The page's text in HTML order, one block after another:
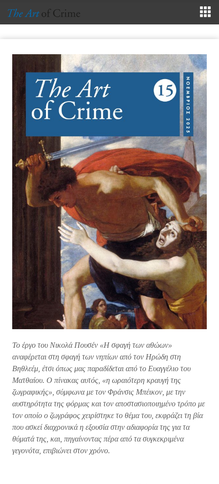
Το έργο του Νικολά Πουσέν «Η σφαγή των αθώων»
αναφέρεται στη σφαγή των νηπίων από τον Ηρώδη στη
Βηθλεέμ, έτσι όπως μας παραδίδεται από το Ευαγγέλιο του
Ματθαίου. Ο πίνακας αυτός, «η ωραιότερη κραυγή της
ζωγραφικής», σύμφωνα με τον Φράνσις Μπέικον, με την
αυστηρότητα της φόρμας και τον αποστασιοποιημένο τρόπο με
τον οποίο ο ζωγράφος χειρίστηκε το θέμα του, εκφράζει τη βία
που ασκεί διαχρονικά η εξουσία στην αδιαφορία της για τα
θύματά της, και, πηγαίνοντας πέρα από τα συγκεκριμένα
γεγονότα, επιβιώνει στον χρόνο.